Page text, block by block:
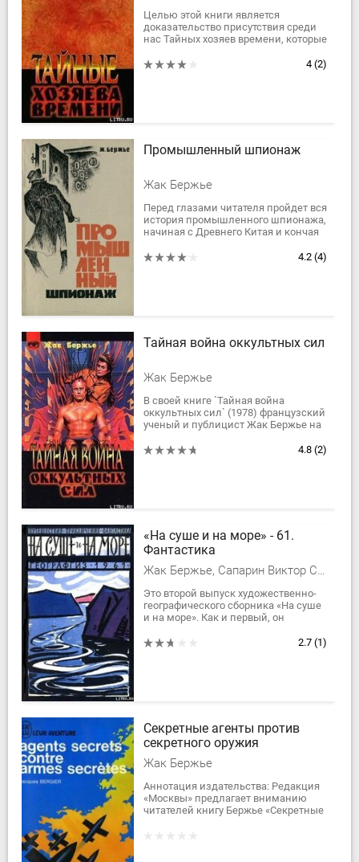
Целью этой книги является
доказательство присутствия среди
нас Тайных хозяев времени, которые
желанию. Автор попытался
4 (2)
Промышленный шпионаж
Жак Бержье
Перед глазами читателя пройдет вся
история промышленного шпионажа,
начиная с Древнего Китая и кончая
рассказывается о методах, к
4.2 (4)
Тайная война оккультных сил
Жак Бержье
В своей книге `Тайная война
оккультных сил` (1978) французский
ученый и публицист Жак Бержье на
показывает реальность
4.8 (2)
«На суше и на море» - 61.
Фантастика
Жак Бержье, Сапарин Виктор Степанович, Стержон Теодор
Это второй выпуск художественно-
географического сборника «На суше
и на море». Как и первый, он
издательством книгам массовой
2.7 (1)
Секретные агенты против
секретного оружия
Жак Бержье
Аннотация издательства: Редакция
«Москвы» предлагает вниманию
читателей книгу Бержье «Секретные